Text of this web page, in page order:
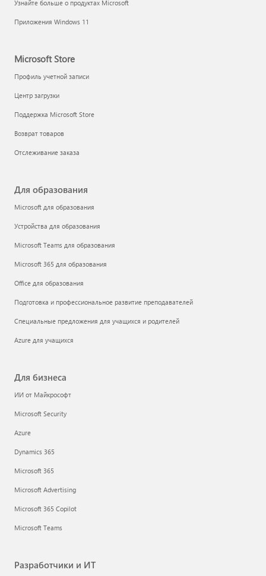
Узнайте больше о продуктах Microsoft
Приложения Windows 11
Microsoft Store
Профиль учетной записи
Центр загрузки
Поддержка Microsoft Store
Возврат товаров
Отслеживание заказа
Для образования
Microsoft для образования
Устройства для образования
Microsoft Teams для образования
Microsoft 365 для образования
Office для образования
Подготовка и профессиональное развитие преподавателей
Специальные предложения для учащихся и родителей
Azure для учащихся
Для бизнеса
ИИ от Майкрософт
Microsoft Security
Azure
Dynamics 365
Microsoft 365
Microsoft Advertising
Microsoft 365 Copilot
Microsoft Teams
Разработчики и ИТ